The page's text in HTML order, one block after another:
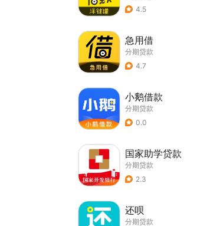
4.5
急用借
分期贷款
4.7
小鹅借款
分期贷款
0.0
国家助学贷款
分期贷款
2.3
还呗
分期贷款